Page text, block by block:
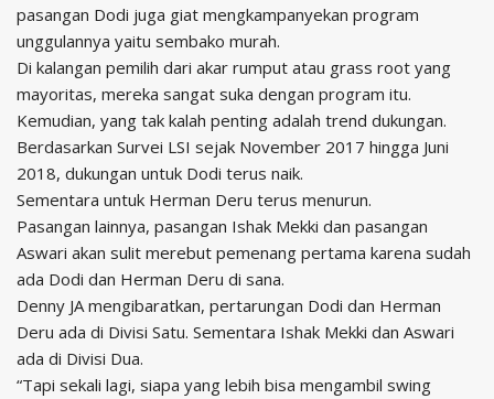
pasangan Dodi juga giat mengkampanyekan program
unggulannya yaitu sembako murah.
Di kalangan pemilih dari akar rumput atau grass root yang
mayoritas, mereka sangat suka dengan program itu.
Kemudian, yang tak kalah penting adalah trend dukungan.
Berdasarkan Survei LSI sejak November 2017 hingga Juni
2018, dukungan untuk Dodi terus naik.
Sementara untuk Herman Deru terus menurun.
Pasangan lainnya, pasangan Ishak Mekki dan pasangan
Aswari akan sulit merebut pemenang pertama karena sudah
ada Dodi dan Herman Deru di sana.
Denny JA mengibaratkan, pertarungan Dodi dan Herman
Deru ada di Divisi Satu. Sementara Ishak Mekki dan Aswari
ada di Divisi Dua.
“Tapi sekali lagi, siapa yang lebih bisa mengambil swing